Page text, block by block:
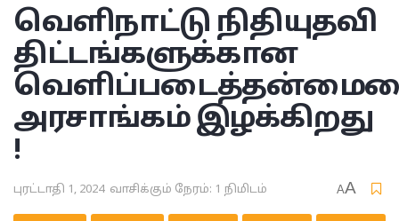
வெளிநாட்டு நிதியுதவி
திட்டங்களுக்கான
அரசாங்கம் இழக்கிறது
!
புரட்டாதி 1, 2024 வாசிக்கும் நேரம்: 1 நிமிடம் AA